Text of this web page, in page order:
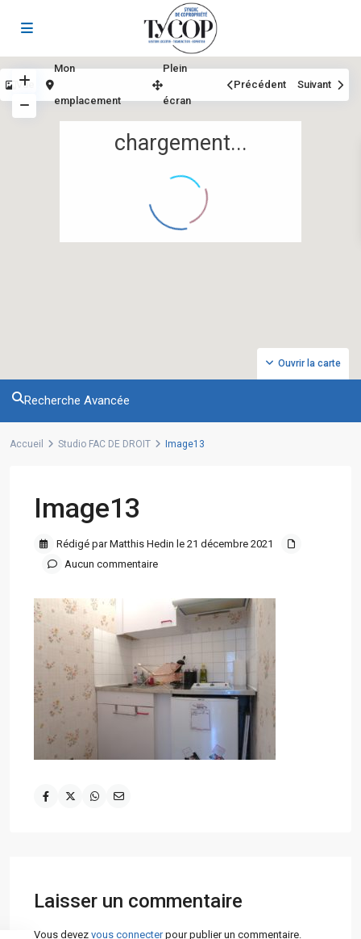
chargement...
Ouvrir la carte
Vue
Mon
emplacement
Plein
écran
Précédent Suivant
Recherche Avancée
Accueil Studio FAC DE DROIT Image13
Image13
Rédigé par Matthis Hedin le 21 décembre 2021
Aucun commentaire
Laisser un commentaire
Vous devez vous connecterpour publier un commentaire.